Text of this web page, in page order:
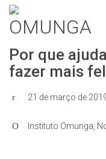
Por que
fazer mais
21 de março de
Instituto Omunga